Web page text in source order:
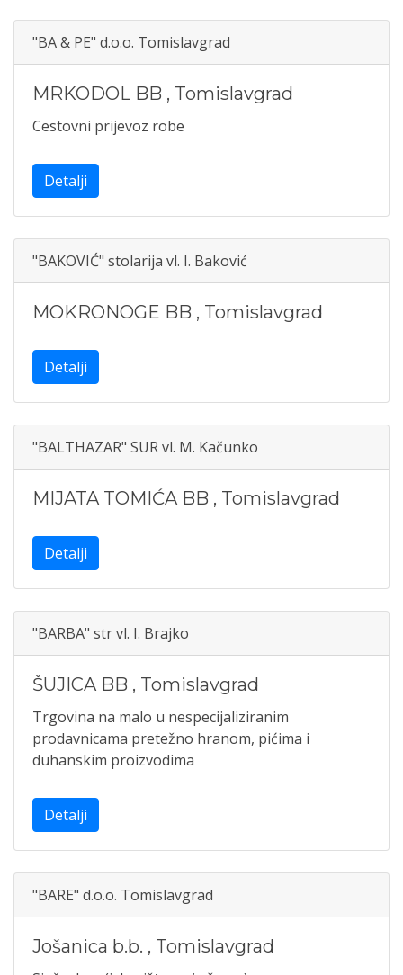
"BA & PE" d.o.o. Tomislavgrad
MRKODOL BB , Tomislavgrad
Cestovni prijevoz robe
Detalji
"BAKOVIĆ" stolarija vl. I. Baković
MOKRONOGE BB , Tomislavgrad
Detalji
"BALTHAZAR" SUR vl. M. Kačunko
MIJATA TOMIĆA BB , Tomislavgrad
Detalji
"BARBA" str vl. I. Brajko
ŠUJICA BB , Tomislavgrad
Trgovina na malo u nespecijaliziranim
prodavnicama pretežno hranom, pićima i
duhanskim proizvodima
Detalji
"BARE" d.o.o. Tomislavgrad
Jošanica b.b. , Tomislavgrad